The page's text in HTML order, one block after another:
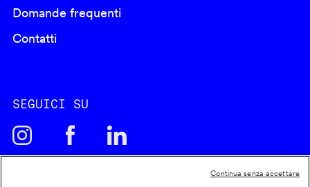
Domande frequenti
Contatti
SEGUICI SU
Continua senza accettare